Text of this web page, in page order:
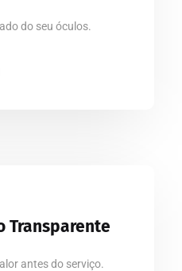
do seu óculos.
Transparente
antes do serviço.